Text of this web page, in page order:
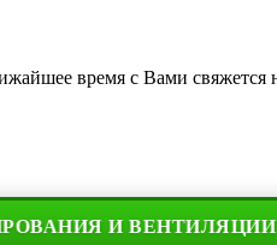
время с Вами свяжется
И ВЕНТИЛЯЦИИ